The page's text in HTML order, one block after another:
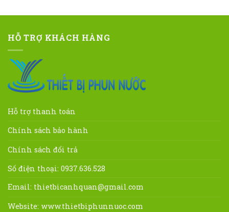
HỖ TRỢ KHÁCH HÀNG
Hỗ trợ thanh toán
Chính sách bảo hành
Chính sách đổi trả
Số điện thoại: 0937.636.528
Email: thietbicanhquan@gmail.com
Website: www.thietbiphunnuoc.com